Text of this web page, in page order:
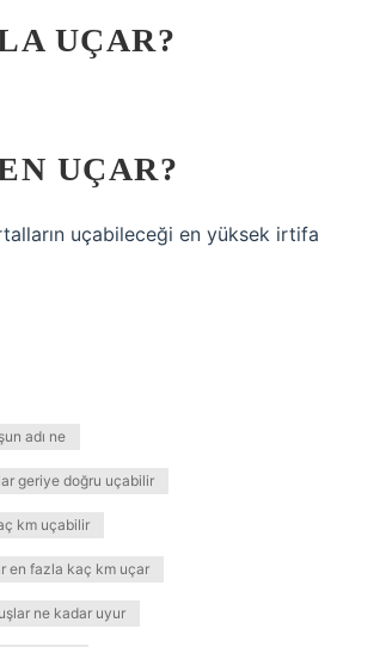
UÇAR?
UÇAR?
uçabileceği en yüksek irtifa
adı ne
geriye doğru uçabilir
km uçabilir
en fazla kaç km uçar
ne kadar uyur